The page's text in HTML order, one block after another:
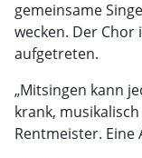
gemeinsame
wecken. Der
aufgetreten.
„Mitsingen kann
krank,
Rentmeister.